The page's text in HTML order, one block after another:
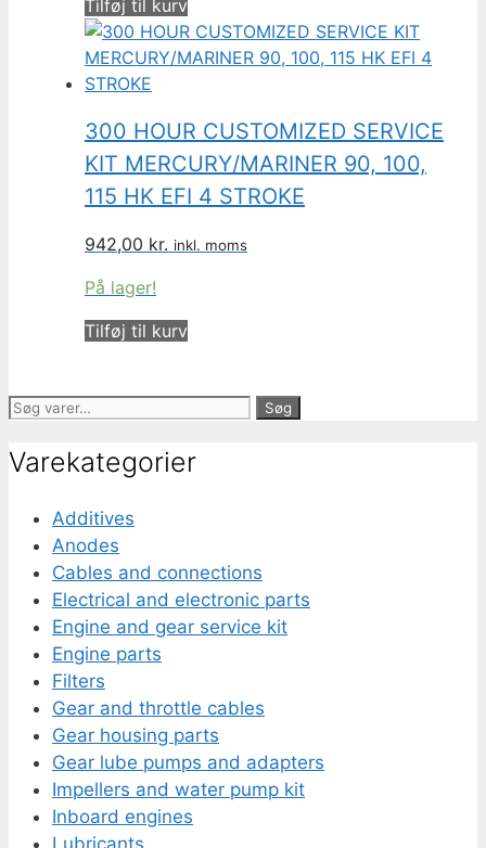
Tilføj til kurv
300 HOUR CUSTOMIZED SERVICE
KIT MERCURY/MARINER 90, 100,
115 HK EFI 4 STROKE
942,00 kr. inkl. moms
På lager!
Tilføj til kurv
Søg
Søg
Varekategorier
Additives
Anodes
Cables and connections
Electrical and electronic parts
Engine and gear service kit
Engine parts
Filters
Gear and throttle cables
Gear housing parts
Gear lube pumps and adapters
Impellers and water pump kit
Inboard engines